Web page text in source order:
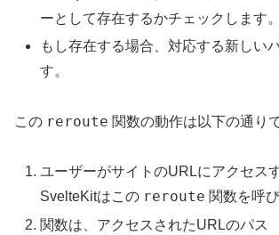
ーとして存在するかチェックします。
もし存在する場合、対応する新しい
す。
この reroute 関数の動作は以下の通り
ユーザーがサイトのURLにアクセス
SvelteKitはこの reroute 関数を呼
関数は、アクセスされたURLのパス